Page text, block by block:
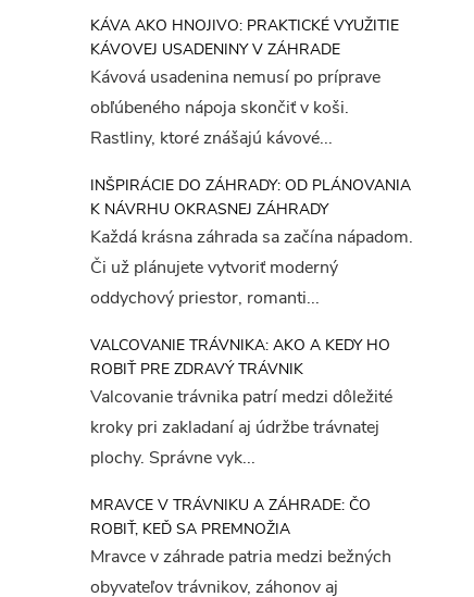
KÁVA AKO HNOJIVO: PRAKTICKÉ VYUŽITIE
KÁVOVEJ USADENINY V ZÁHRADE
Kávová usadenina nemusí po príprave
obľúbeného nápoja skončiť v koši.
Rastliny, ktoré znášajú kávové...
INŠPIRÁCIE DO ZÁHRADY: OD PLÁNOVANIA
K NÁVRHU OKRASNEJ ZÁHRADY
Každá krásna záhrada sa začína nápadom.
Či už plánujete vytvoriť moderný
oddychový priestor, romanti...
VALCOVANIE TRÁVNIKA: AKO A KEDY HO
ROBIŤ PRE ZDRAVÝ TRÁVNIK
Valcovanie trávnika patrí medzi dôležité
kroky pri zakladaní aj údržbe trávnatej
plochy. Správne vyk...
MRAVCE V TRÁVNIKU A ZÁHRADE: ČO
ROBIŤ, KEĎ SA PREMNOŽIA
Mravce v záhrade patria medzi bežných
obyvateľov trávnikov, záhonov aj